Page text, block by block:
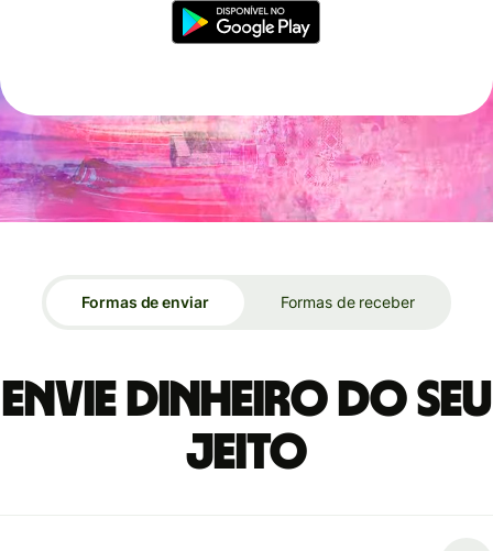
Formas de enviar Formas de receber
Envie dinheiro do seu
jeito